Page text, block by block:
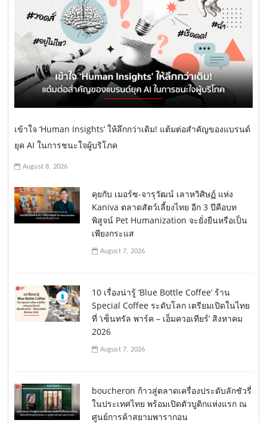
เข้าใจ ‘Human Insights’ ให้ลึกกว่าเดิม! แต้มต่อสำคัญของแบรนด์
ยุค AI ในการชนะใจผู้บริโภค
August 8, 2026
คุยกับ เมอร์ซ-จารุวัฒน์ เลาหวิศิษฏ์ แห่ง
Kaniva ตลาดสัตว์เลี้ยงไทย อีก 3 ปีคือบท
พิสูจน์ Pet Humanization จะยั่งยืนหรือเป็น
เพียงกระแส
August 7, 2026
10 เรื่องน่ารู้ ‘Blue Bottle Coffee’ ร้าน
Special Coffee ระดับโลก เตรียมเปิดในไทย
ที่ ‘เซ็นทรัล พาร์ค – เอ็มควอเทียร์’ สิงหาคม
2026
August 7, 2026
boucheron ก้าวสู่ตลาดเครื่องประดับลักชัวรี่
ในประเทศไทย พร้อมเปิดตัวบูติกแห่งแรก ณ
ศูนย์การค้าสยามพารากอน